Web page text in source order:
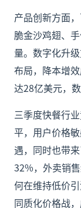
产品创新方面
脆金沙鸡翅、
量。数字化升
布局，降本增
达28亿美元，
三季度快餐行
平，用户价格
遇，同时也带
32%，外卖销
何在维持低价
同质化价格战